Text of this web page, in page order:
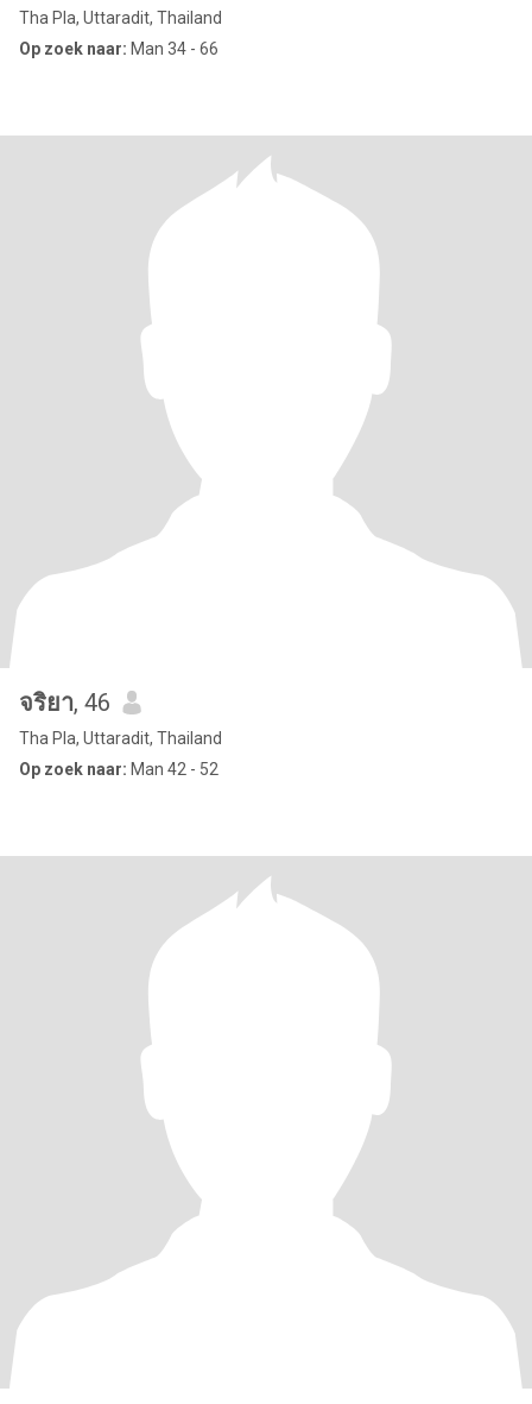
Tha Pla, Uttaradit, Thailand
Op zoek naar: Man 34 - 66
จริยา, 46
Tha Pla, Uttaradit, Thailand
Op zoek naar: Man 42 - 52